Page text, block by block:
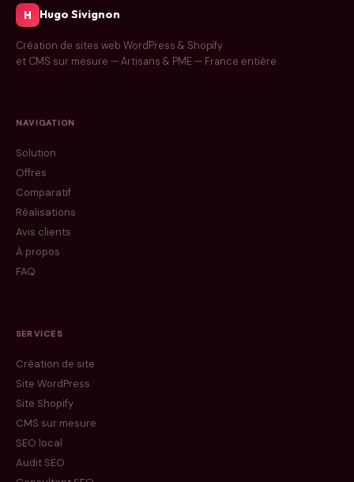
H Hugo Sivignon
Création de sites web WordPress & Shopify
et CMS sur mesure — Artisans & PME — France entière
NAVIGATION
Solution
Offres
Comparatif
Réalisations
Avis clients
À propos
FAQ
SERVICES
Création de site
Site WordPress
Site Shopify
CMS sur mesure
SEO local
Audit SEO